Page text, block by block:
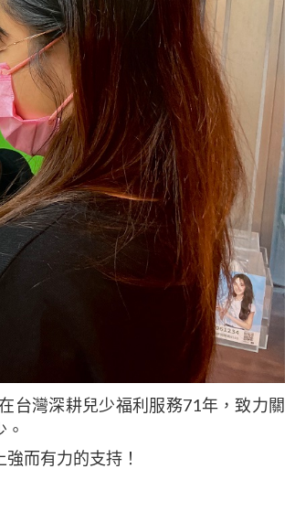
台灣深耕兒少福利服務71年，致力關
而有力的支持！